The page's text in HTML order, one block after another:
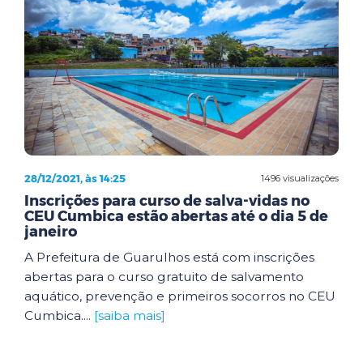
1496 visualizações
28/12/2021, às 14:25
Inscrições para curso de salva-vidas no
CEU Cumbica estão abertas até o dia 5 de
janeiro
A Prefeitura de Guarulhos está com inscrições
abertas para o curso gratuito de salvamento
aquático, prevenção e primeiros socorros no CEU
Cumbica.... [saiba mais]